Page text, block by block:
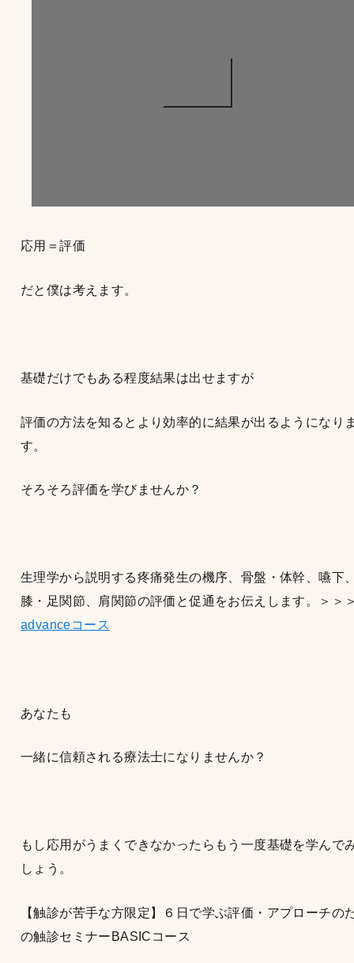
応用＝評価
だと僕は考えます。
基礎だけでもある程度結果は出せますが
評価の方法を知るとより効率的に結果が出るようになり
す。
そろそろ評価を学びませんか？
生理学から説明する疼痛発生の機序、骨盤・体幹、嚥下
膝・足関節、肩関節の評価と促通をお伝えします。＞＞
advanceコース
あなたも
一緒に信頼される療法士になりませんか？
もし応用がうまくできなかったらもう一度基礎を学んで
しょう。
【触診が苦手な方限定】６日で学ぶ評価・アプローチの
の触診セミナーBASICコース